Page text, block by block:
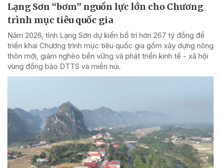
Lạng Sơn “bơm” nguồn lực lớn cho Chương
trình mục tiêu quốc gia
Năm 2026, tỉnh Lạng Sơn dự kiến bố trí hơn 267 tỷ đồng để
triển khai Chương trình mục tiêu quốc gia gồm xây dựng nông
thôn mới, giảm nghèo bền vững và phát triển kinh tế - xã hội
vùng đồng bào DTTS và miền núi.